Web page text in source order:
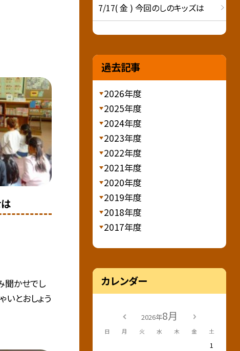
かせでし
いとおしょう
7/17( 金 ) 今回のしのキッズは
過去記事
2026年度
2025年度
2024年度
2023年度
2022年度
2021年度
2020年度
2019年度
2018年度
2017年度
カレンダー
2026年8月
日 月 火 水 木 金 土
1